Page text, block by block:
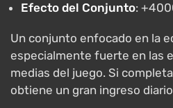
Efecto del Conjunto:
Un conjunto enfocado en la
especialmente fuerte en las
medias del juego. Si
obtiene un gran ingreso